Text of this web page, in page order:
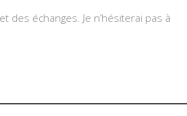
échanges. Je n’hésiterai pas à